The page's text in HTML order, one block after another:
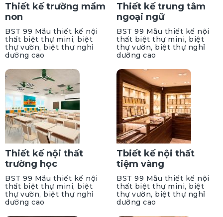
Thiết kế trường mầm
non
BST 99 Mẫu thiết kế nội
thất biệt thự mini, biệt
thự vườn, biệt thự nghỉ
dưỡng cao
Thiết kế trung tâm
ngoại ngữ
BST 99 Mẫu thiết kế nội
thất biệt thự mini, biệt
thự vườn, biệt thự nghỉ
dưỡng cao
Thiết kế nội thất
trường học
BST 99 Mẫu thiết kế nội
thất biệt thự mini, biệt
thự vườn, biệt thự nghỉ
dưỡng cao
Tbiết kế nội thất
tiệm vàng
BST 99 Mẫu thiết kế nội
thất biệt thự mini, biệt
thự vườn, biệt thự nghỉ
dưỡng cao